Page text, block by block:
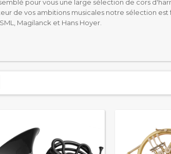
pour vous une large sélection de cors
de vos ambitions musicales notre sélection
Magilanck et Hans Hoyer.